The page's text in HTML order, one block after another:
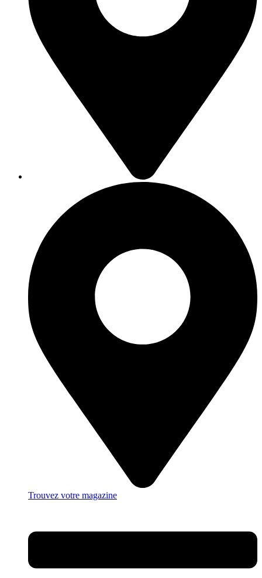
Trouvez votre magazine